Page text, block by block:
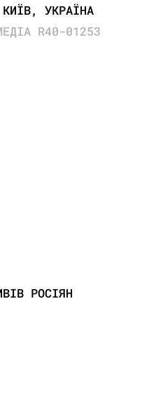
УКРАЇНА
R40-01253
РОСІЯН